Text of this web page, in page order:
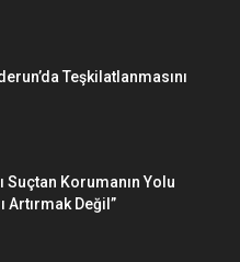
Teşkilatlanmasını
Suçtan Korumanın Yolu
Artırmak Değil”